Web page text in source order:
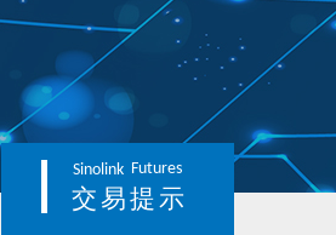
Sinolink Futures
交易提示